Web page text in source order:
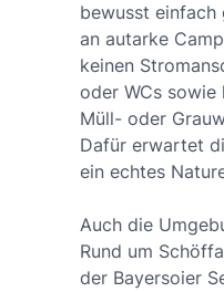
bewusst einfach
an autarke
keinen
oder WCs
Müll- oder
Dafür erwartet
ein echtes
Auch die
Rund um
der Bayersoier